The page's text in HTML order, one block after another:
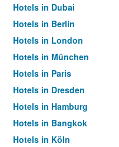
Hotels in Dubai
Hotels in Berlin
Hotels in London
Hotels in München
Hotels in Paris
Hotels in Dresden
Hotels in Hamburg
Hotels in Bangkok
Hotels in Köln